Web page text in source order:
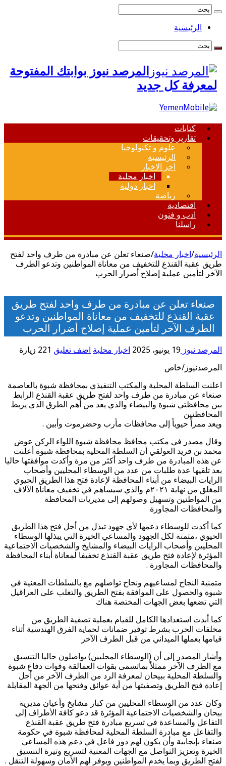
الرئيسية
المرصد نيوز بوابتك المفتوحة
لمعرفة كل جديد
كتابات
تقارير وتحقيقات
علوم و تكنولوجيا
الرئيسية
اخر الاخبار
اخبار محلية
اخبار دولية
رياضة
اقتصادية
ادب و فنون
راسلنا
الرئيسية/اخبار محلية/صنعاء تعلن عن مبادرة من طرف واحد لفتح
طريق عقبة القنذع للتخفيف من معاناة المواطنين وتدعو الطرف
الآخر لتأمين عملية إصلاح أضرار الحرب
صنعاء تعلن عن مبادرة من طرف واحد لفتح طريق
عقبة القنذع للتخفيف من معاناة المواطنين وتدعو
الطرف الآخر لتأمين عملية إصلاح أضرار الحرب
المرصد نيوز 19 يونيو، 2025 اخبار محلية اضف تعليق 221 زيارة
المرصدنيوز/خاص
اعلنت السلطة المحلية والمكتب التنفيذي بمحافظة شبوة بالعاصمة
صنعاء عن مبادرة من طرف واحد لفتح طريق عقبة القنذع الرابط
بين محافظتي شبوة والبيضاء والذي يعد من أهم الطرق الذي يربط
المحافظتين
ويعد ممراً حيوياً إلى محافظات مأرب وحضرموت وأبين .
وقال مصدر في مكتب محافظ محافظة شبوة اللواء الركن عوض
محمد بن فريد العولقي أن السلطة المحلية بمحافظة شبوة أعلنت
عن هذه المبادرة من طرف واحد أكثر من مرة وأكدت موافقتها حاليا
بعد تلقيها عدة طلبات من عدد من الوسطاء المحليين وأصحاب
الرايات البيضاء من أبناء المحافظة لإعادة فتح هذا الطريق الحيوي
المغلق من نهاية ٢٠٢١م والذي سيساهم في تخفيف معاناة الآلاف
من المواطنين وتسهيل وصولهم إلى مديريات المحافظة
والمحافظات المجاورة
كما أكدت للوسطاء دعمها لأي جهود تبذل من أجل فتح هذا الطريق
الحيوي ،مثمنة لكل الجهود والمساعي الخيرة التي يبذلها الوسطاء
المحليين وأصحاب الرايات البيضاء والمشايخ والشخصيات الاجتماعية
المؤثرة لإعادة فتح طريق عقبة القنذع تخفيفا لمعاناة أبناء المحافظة
والمحافظات المجاورة .
متمنية النجاح لمساعيهم ونجاح تواصلهم مع بالسلطات المعنية في
شبوة والحصول على الموافقة بفتح الطريق والتغلب على العراقيل
التي تضعها بعض الجهات المختصة هناك
كما أبدت استعدادها الكامل للقيام بعملية تصفية الطريق من
مخلفات الحرب بشرط توفير ضمانات لحماية الفرق الهندسية أثناء
قيامها بعملها الميداني من قبل الطرف الآخر
وأشار المصدر إلى أن (الوسطاء المحليين) يواصلون حاليا التنسيق
مع الطرف الآخر ممثلاً بماتسمى بقوات العمالقة وقوات دفاع شبوة
والسلطة المحلية ببيحان لمعرفة الرد من الطرف الآخر من أجل
إعادة فتح الطريق وتصفيتها من أية عوائق وفتحها من الجهة المقابلة
وكان عدد من الوسطاء المحليين من كبار مشايخ وأعيان مديرية
بيحان والشخصيات الاجتماعية المؤثرة قد دعو كافة الأطراف إلى
التفاعل والمساعدة في تسريع مبادرة فتح طريق عقبة القنذع
والتفاعل مع مبادرة السلطة المحلية لمحافظة شبوة في حكومة
صنعاء بإيجابية وأن يكون لهم دور فاعل في دعم هذه المساعي
الخيرة وتعزيز التواصل مع الجهات المعنية لتسريع وتيرة التنسيق
لفتح الطريق وبما يخدم المواطنين ويوفر لهم الأمان وسهولة التنقل .